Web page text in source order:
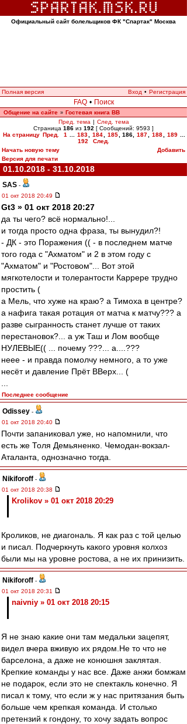
Официальный сайт болельщиков ФК "Спартак" Москва
Полная версия Вход • Регистрация
FAQ • Поиск
Общение на сайте » Гостевая книга ВВ
Пред. тема | След. тема
Страница 186 из 192 [ Сообщений: 9593 ]
На страницу Пред. 1 183 184 185 186, 187 188 189
192
След.
Начать новую тему
Добавить
Версия для печати
01.10.2018 - 31.10.2018
SAS -
01 окт 2018 20:49
Gt3 » 01 окт 2018 20:27
да ты чего? всё нормально!...
и тогда просто одна фраза, ты вынудил?!
- ДК - это Поражения (( - в последнем матче
того года с "Ахматом" и 2 в этом году с
"Ахматом" и "Ростовом"... Вот этой
мягкотелости и толерантости Каррере трудно
простить (
а Мель, что хуже на краю? а Тимоха в центре?
а нафига такая ротация от матча к матчу??? а
разве сыгранность станет лучше от таких
перестановок?... а уж Таш и Лом вообще
НУЛЕВЫЕ(( ... почему ???... а....???
неее - и правда помолчу немного, а то уже
несёт и давление Прёт ВВерх... (
Последнее сообщение
Odissey -
01 окт 2018 20:40
Почти запаниковал уже, но напомнили, что
есть же Толя Демьяненко. Чемодан-вокзал-
Аталанта, однозначно тогда.
Nikiforoff -
01 окт 2018 20:38
Krolikov » 01 окт 2018 20:29
Кроликов, не диагональ. Я как раз с той целью
и писал. Подчеркнуть какого уровня колхоз
были мы на уровне ростова, а не их принизить.
Nikiforoff -
01 окт 2018 20:31
naivniy » 01 окт 2018 20:15
Я не знаю какие они там медальки зацепят,
видел вчера вживую их рядом.Не то что не
барселона, а даже не конюшня заклятая.
Крепкие команды у нас все. Даже анжи бомжам
не подарок, если это не спектакль конечно. Я
писал к тому, что если ж у нас притязания быть
больше чем крепкая команда. И столько
претензий к гондону, то хочу задать вопрос